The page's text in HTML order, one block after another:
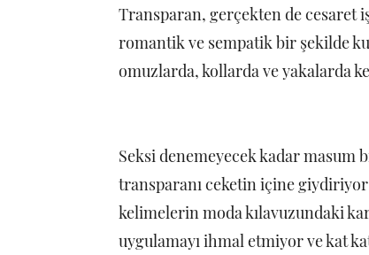
Transparan, gerçekten de cesaret
romantik ve sempatik bir şekilde
omuzlarda, kollarda ve yakalarda
Seksi denemeyecek kadar masum
transparanı ceketin içine
kelimelerin moda kılavuzundaki
uygulamayı ihmal etmiyor ve kat